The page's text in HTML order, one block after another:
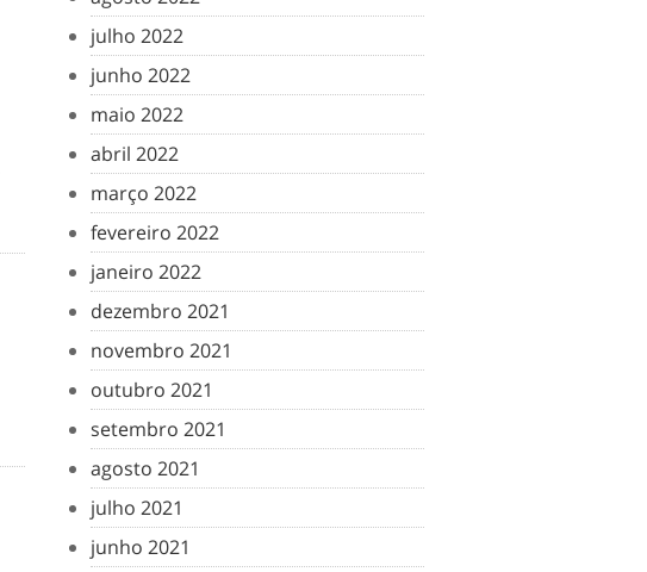
julho 2022
junho 2022
maio 2022
abril 2022
março 2022
fevereiro 2022
janeiro 2022
dezembro 2021
novembro 2021
outubro 2021
setembro 2021
agosto 2021
julho 2021
junho 2021